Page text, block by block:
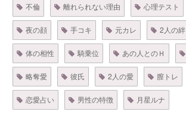
不倫 離れられない理由 心理テスト
夜の顔 手コキ 元カレ 2人の絆
体の相性 騎乗位 あの人とのＨ
略奪愛 彼氏 2人の愛 膣トレ
恋愛占い 男性の特徴 月星ルナ